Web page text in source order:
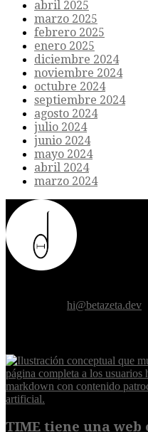
abril 2025
marzo 2025
febrero 2025
enero 2025
diciembre 2024
noviembre 2024
octubre 2024
septiembre 2024
agosto 2024
julio 2024
junio 2024
mayo 2024
abril 2024
marzo 2024
hi@betazeta.dev
TIME tiene una